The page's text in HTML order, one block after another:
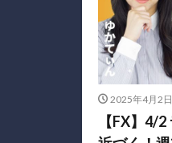
2025年4月2日
【FX】4/